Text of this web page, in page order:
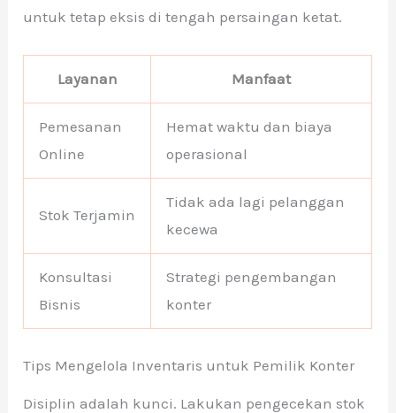
untuk tetap eksis di tengah persaingan ketat.
Layanan Manfaat
Pemesanan
Online
Hemat waktu dan biaya
operasional
Stok Terjamin
Tidak ada lagi pelanggan
kecewa
Konsultasi
Bisnis
Strategi pengembangan
konter
Tips Mengelola Inventaris untuk Pemilik Konter
Disiplin adalah kunci. Lakukan pengecekan stok